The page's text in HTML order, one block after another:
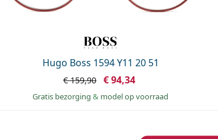
Hugo Boss 1594 Y11 20 51
€ 159,90 € 94,34
Gratis bezorging & model op voorraad